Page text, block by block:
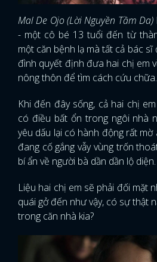
Mal De Ojo (Lời Nguyền Tầm Da)
- một cô bé 13 tuổi đến từ
một căn bệnh lạ mà tất cả bác
đình quyết định đưa hai chị em
nông thôn để tìm cách cứu chữa.
Khi đến đây sống, cả hai chị
có điều bất ổn trong ngôi nhà
yêu dấu lại có hành động rất
đang cố gắng vẫy vùng trốn
bí ẩn về người bà dần dần lộ diện.
Liệu hai chị em sẽ phải đối mặt
quái gở đến như vậy, có sự thật
trong căn nhà kia?